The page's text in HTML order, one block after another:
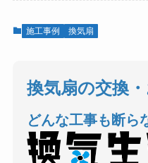
施工事例 換気扇
換気扇の交換・
どんな工事も断ら